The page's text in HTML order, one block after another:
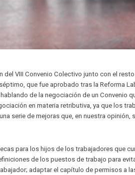
del VIII Convenio Colectivo junto con el
que fue aprobado tras la Reforma
de la negociación de un Convenio
en materia retributiva, ya que los
serie de mejoras que, en nuestra opinión,
para los hijos de los trabajadores que
de los puestos de trabajo para
adaptar el capítulo de permisos a